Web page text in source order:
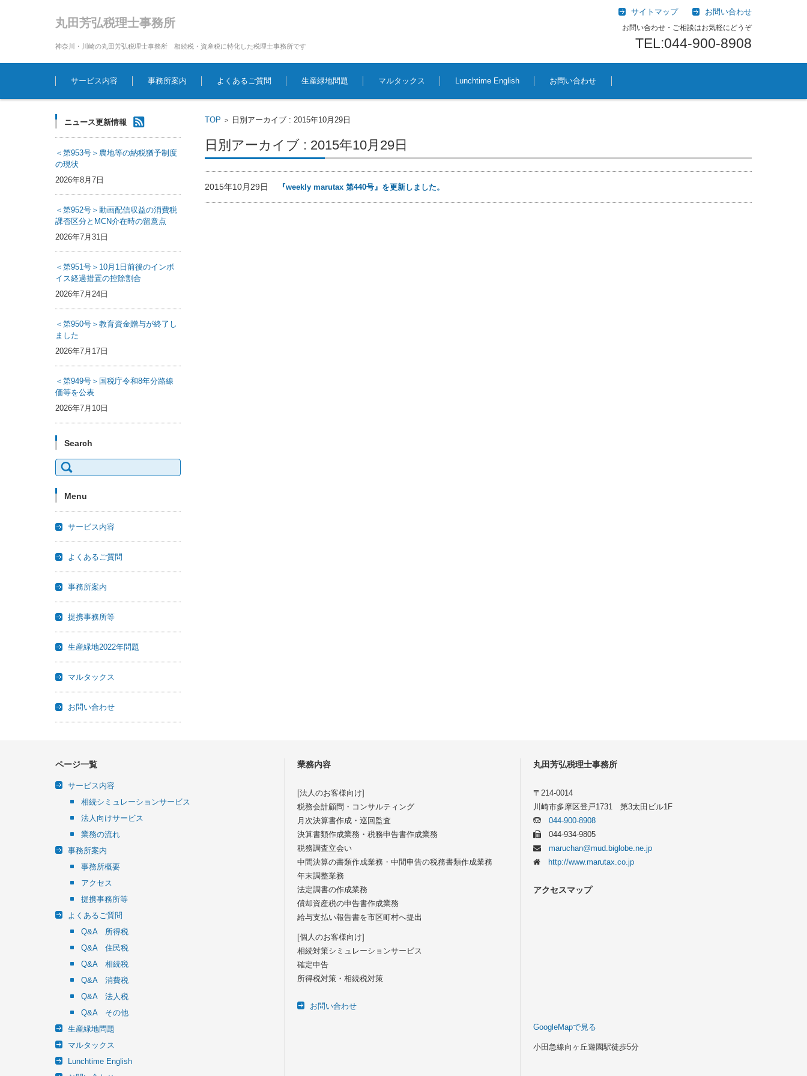
丸田芳弘税理士事務所
神奈川・川崎の丸田芳弘税理士事務所 相続税・資産税に特化した税理士事務所です
サイトマップ お問い合わせ
お問い合わせ・ご相談はお気軽にどうぞ
TEL:044-900-8908
コンテンツに移動
サービス内容
事務所案内 よくあるご質問 生産緑地問題 マルタックス Lunchtime English お問い合わせ
TOP > 日別アーカイブ : 2015年10月29日
日別アーカイブ : 2015年10月29日
2015年10月29日 『weekly marutax 第440号』を更新しました。
ニュース更新情報
＜第953号＞農地等の納税猶予制度
の現状
2026年8月7日
＜第952号＞動画配信収益の消費税
課否区分とMCN介在時の留意点
2026年7月31日
＜第951号＞10月1日前後のインボ
イス経過措置の控除割合
2026年7月24日
＜第950号＞教育資金贈与が終了し
ました
2026年7月17日
＜第949号＞国税庁令和8年分路線
価等を公表
2026年7月10日
Search
検
索:
Menu
サービス内容
よくあるご質問
事務所案内
提携事務所等
生産緑地2022年問題
マルタックス
お問い合わせ
ページ一覧
サービス内容
相続シミュレーションサービス
法人向けサービス
業務の流れ
事務所案内
事務所概要
アクセス
提携事務所等
よくあるご質問
Q&A 所得税
Q&A 住民税
Q&A 相続税
Q&A 消費税
Q&A 法人税
Q&A その他
生産緑地問題
マルタックス
Lunchtime English
業務内容
[法人のお客様向け]
税務会計顧問・コンサルティング
月次決算書作成・巡回監査
決算書類作成業務・税務申告書作成業務
税務調査立会い
中間決算の書類作成業務・中間申告の税務書類作成業務
年末調整業務
法定調書の作成業務
償却資産税の申告書作成業務
給与支払い報告書を市区町村へ提出
[個人のお客様向け]
相続対策シミュレーションサービス
確定申告
所得税対策・相続税対策
お問い合わせ
丸田芳弘税理士事務所
〒214-0014
川崎市多摩区登戸1731 第3太田ビル1F
044-900-8908
044-934-9805
maruchan@mud.biglobe.ne.jp
http://www.marutax.co.jp
アクセスマップ
GoogleMapで見る
小田急線向ヶ丘遊園駅徒歩5分